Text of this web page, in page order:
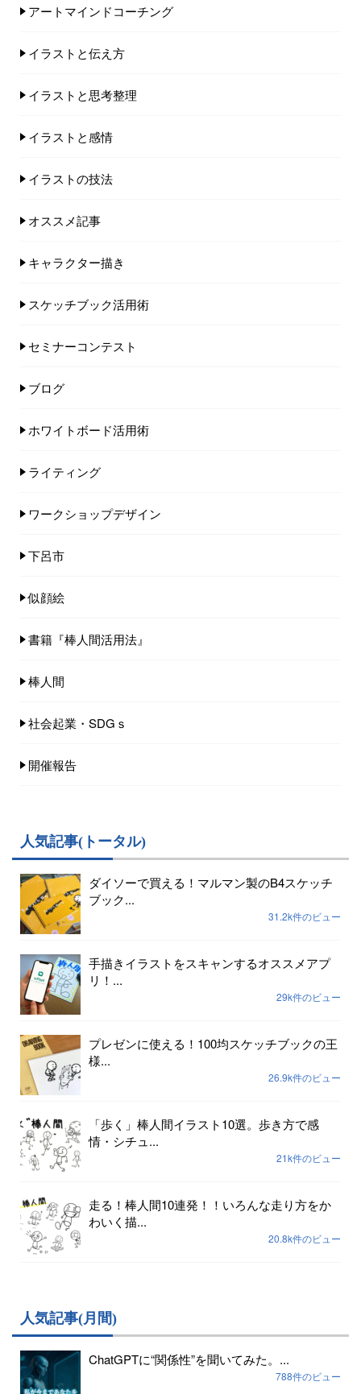
アートマインドコーチング
イラストと伝え方
イラストと思考整理
イラストと感情
イラストの技法
オススメ記事
キャラクター描き
スケッチブック活用術
セミナーコンテスト
ブログ
ホワイトボード活用術
ライティング
ワークショップデザイン
下呂市
似顔絵
書籍『棒人間活用法』
棒人間
社会起業・SDGｓ
開催報告
人気記事(トータル)
ダイソーで買える！マルマン製のB4スケッチ
ブック...
31.2k件のビュー
手描きイラストをスキャンするオススメアプ
リ！...
29k件のビュー
プレゼンに使える！100均スケッチブックの王
様...
26.9k件のビュー
「歩く」棒人間イラスト10選。歩き方で感
情・シチュ...
21k件のビュー
走る！棒人間10連発！！いろんな走り方をか
わいく描...
20.8k件のビュー
人気記事(月間)
ChatGPTに“関係性”を聞いてみた。...
788件のビュー